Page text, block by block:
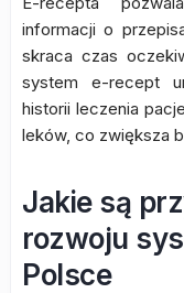
informacji o
skraca czas
system e-recept
historii leczenia
leków, co zwiększa
Jakie są
rozwoju
Polsce